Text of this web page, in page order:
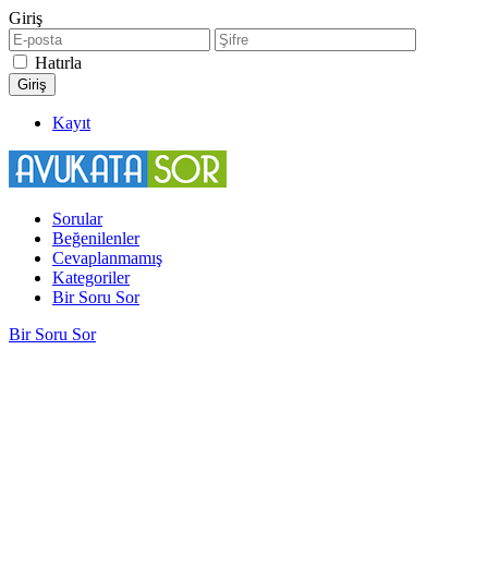
Giriş
Hatırla
Kayıt
Sorular
Beğenilenler
Cevaplanmamış
Kategoriler
Bir Soru Sor
Bir Soru Sor